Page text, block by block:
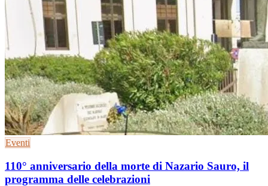
Eventi
110° anniversario della morte di Nazario Sauro, il
programma delle celebrazioni